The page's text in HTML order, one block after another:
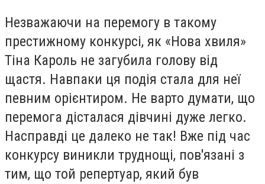
Незважаючи на перемогу в такому
престижному конкурсі, як «Нова хвиля»
Тіна Кароль не загубила голову від
щастя. Навпаки ця подія стала для неї
певним орієнтиром. Не варто думати, що
перемога дісталася дівчині дуже легко.
Насправді це далеко не так! Вже під час
конкурсу виникли труднощі, пов'язані з
тим, що той репертуар, який був